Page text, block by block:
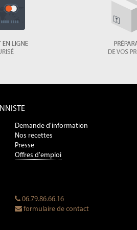
Demande d'information
Nos recettes
Presse
Offres d'emploi
06.79.86.66.16
formulaire de contact